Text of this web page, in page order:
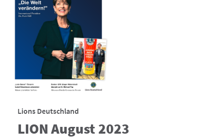
Lions Deutschland
LION August 2023